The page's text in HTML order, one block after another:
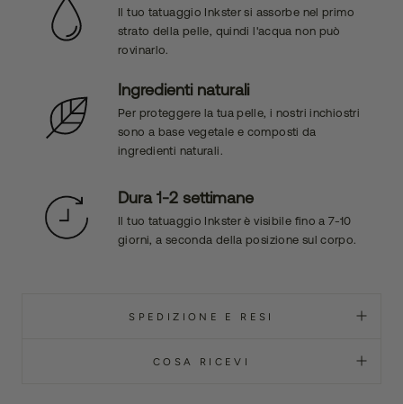
Il tuo tatuaggio Inkster si assorbe nel primo
strato della pelle, quindi l'acqua non può
rovinarlo.
Ingredienti naturali
Per proteggere la tua pelle, i nostri inchiostri
sono a base vegetale e composti da
ingredienti naturali.
Dura 1-2 settimane
Il tuo tatuaggio Inkster è visibile fino a 7-10
giorni, a seconda della posizione sul corpo.
SPEDIZIONE E RESI
COSA RICEVI